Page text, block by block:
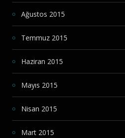
Ağustos 2015
Temmuz 2015
Haziran 2015
Mayıs 2015
Nisan 2015
Mart 2015